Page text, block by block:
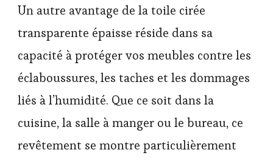
Un autre avantage de la toile cirée
transparente épaisse réside dans sa
capacité à protéger vos meubles contre les
éclaboussures, les taches et les dommages
liés à l’humidité. Que ce soit dans la
cuisine, la salle à manger ou le bureau, ce
revêtement se montre particulièrement